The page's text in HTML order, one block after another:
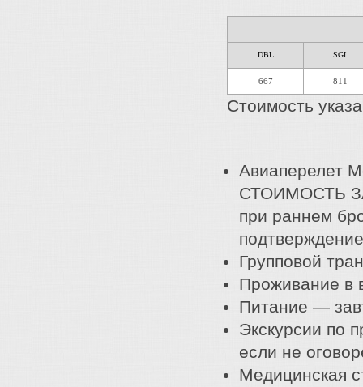
DBL SGL
667 811
Стоимость
Авиаперелет
СТОИМОСТЬ
при раннем
Групповой
Проживание в
Питание —
Экскурсии по
если не
Медицинская